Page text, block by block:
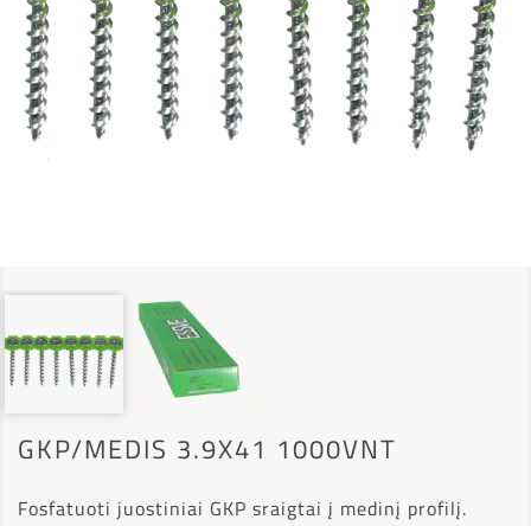
GKP/MEDIS 3.9X41 1000VNT
Fosfatuoti juostiniai GKP sraigtai į medinį profilį.